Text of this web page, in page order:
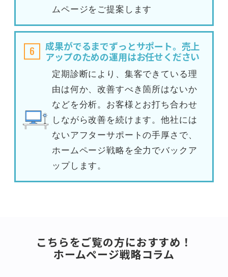
ムページをご提案します
6
成果がでるまでずっとサポート。売上
アップのための運用はお任せください
定期診断により、集客できている理
由は何か、改善すべき箇所はないか
などを分析。お客様とお打ち合わせ
しながら改善を続けます。他社には
ないアフターサポートの手厚さで、
ホームページ戦略を全力でバックア
ップします。
こちらをご覧の方におすすめ！
ホームページ戦略コラム